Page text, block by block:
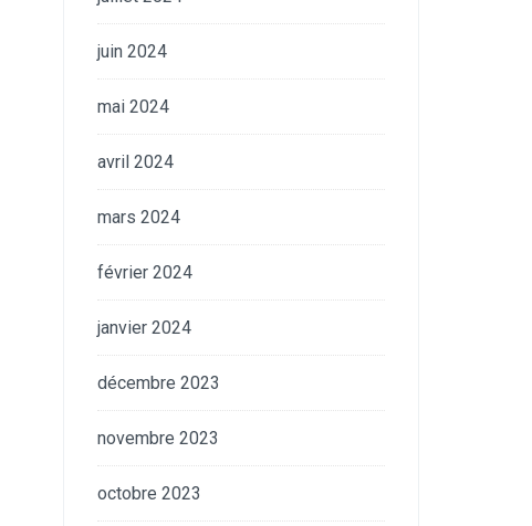
juin 2024
mai 2024
avril 2024
mars 2024
février 2024
janvier 2024
décembre 2023
novembre 2023
octobre 2023